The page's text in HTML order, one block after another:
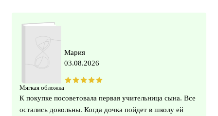
Мягкая обложка
Мария
03.08.2026
К покупке посоветовала первая учительница сына. Все
остались довольны. Когда дочка пойдет в школу ей